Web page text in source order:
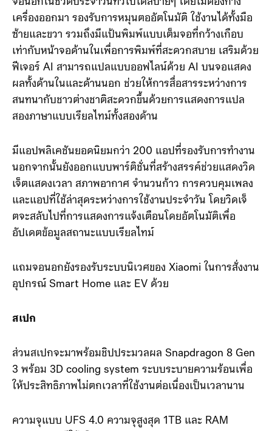
เครื่องออกมา รองรับการหมุนตออัตโนมัติ ใช้งานได้ทั้งมือ
ซ้ายและขวา รวมถึงมีแป้นพิมพ์แบบเต็มจอที่กว้างเกือบ
เท่ากับหน้าจอด้านในเพื่อการพิมพ์ที่สะดวกสบาย เสริมด้วย
ฟีเจอร์ AI สามารถแปลแบบออฟไลน์ด้วย AI บนจอแสดง
ผลทั้งด้านในและด้านนอก ช่วยให้การสื่อสารระหว่างการ
สนทนากับชาวต่างชาติสะดวกขึ้นด้วยการแสดงการแปล
สองภาษาแบบเรียลไทม์ทั้งสองด้าน
มีแอปพลิเคชันยอดนิยมกว่า 200 แอปที่รองรับการทำงาน
นอกจากนั้นยังออกแบบพาร์ติชั่นที่สร้างสรรค์ช่วยแสดงวิด
เจ็ตแสดงเวลา สภาพอากาศ จำนวนก้าว การควบคุมเพลง
และแอปที่ใช้ล่าสุดระหว่างการใช้งานประจำวัน โดยวิดเจ็
ตจะสลับไปที่การแสดงการแจ้งเตือนโดยอัตโนมัติเพื่อ
อัปเดตข้อมูลสถานะแบบเรียลไทม์
แถมจอนอกยังรองรับระบบนิเวศของ Xiaomi ในการสั่งงาน
อุปกรณ์ Smart Home และ EV ด้วย
สเปก
ส่วนสเปกจะมาพร้อมชิปประมวลผล Snapdragon 8 Gen
3 พร้อม 3D cooling system ระบบระบายความร้อนเพื่อ
ให้ประสิทธิภาพไม่ตกเวลาที่ใช้งานต่อเนื่องเป็นเวลานาน
ความจุแบบ UFS 4.0 ความจุสูงสุด 1TB และ RAM